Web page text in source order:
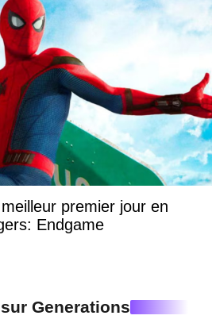
premier jour en
Endgame
Generations